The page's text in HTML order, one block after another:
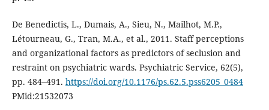
De Benedictis, L., Dumais, A., Sieu, N., Mailhot, M.P.,
Létourneau, G., Tran, M.A., et al., 2011. Staff perceptions
and organizational factors as predictors of seclusion and
restraint on psychiatric wards. Psychiatric Service, 62(5),
pp. 484–491. https://doi.org/10.1176/ps.62.5.pss6205_0484
PMid:21532073